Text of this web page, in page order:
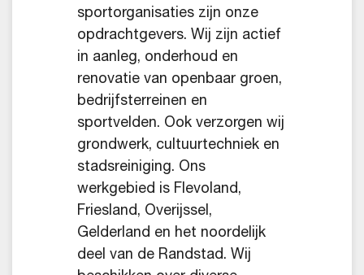
sportorganisaties zijn onze
opdrachtgevers. Wij zijn actief
in aanleg, onderhoud en
renovatie van openbaar groen,
bedrijfsterreinen en
sportvelden. Ook verzorgen wij
grondwerk, cultuurtechniek en
stadsreiniging. Ons
werkgebied is Flevoland,
Friesland, Overijssel,
Gelderland en het noordelijk
deel van de Randstad. Wij